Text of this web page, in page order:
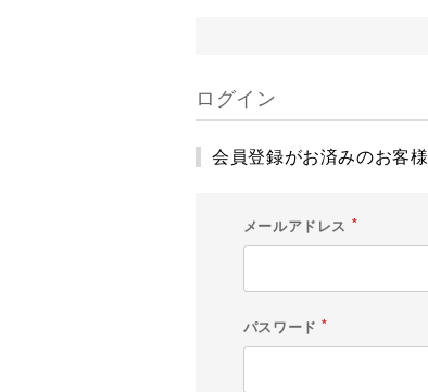
ログイン
会員登録がお済みのお客様
メールアドレス
パスワード